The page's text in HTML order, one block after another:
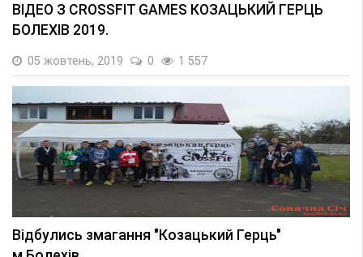
ВІДЕО З CROSSFIT GAMES КОЗАЦЬКИЙ ГЕРЦЬ
БОЛЕХІВ 2019.
05 жовтень, 2019 0 1 557
Відбулись змагання "Козацький Герць"